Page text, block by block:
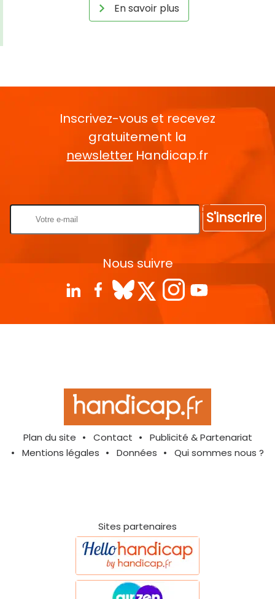
En savoir plus
Inscrivez-vous et recevez
gratuitement la
newsletter Handicap.fr
S'inscrire
Nous suivre
Plan du site Contact
Publicité & Partenariat
Mentions légales
Données Qui sommes nous ?
Sites partenaires